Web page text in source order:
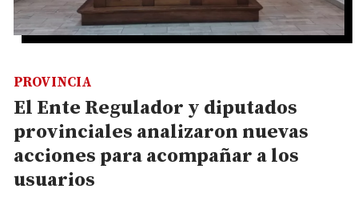
El Ente Regulador y diputados
provinciales analizaron nuevas
acciones para acompañar a los
usuarios
PROVINCIA